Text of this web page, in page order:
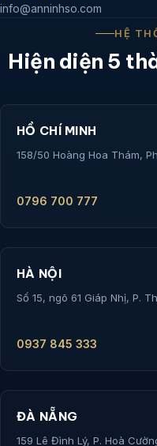
info@anninhso.com
HỆ
Hiện diện 5
HỒ CHÍ MINH
158/50 Hoàng Hoa Thám,
0796 700 777
HÀ NỘI
Số 15, ngõ 61 Giáp Nhị, P.
0937 845 333
ĐÀ NẴNG
159 Lê Đình Lý, P. Hoà